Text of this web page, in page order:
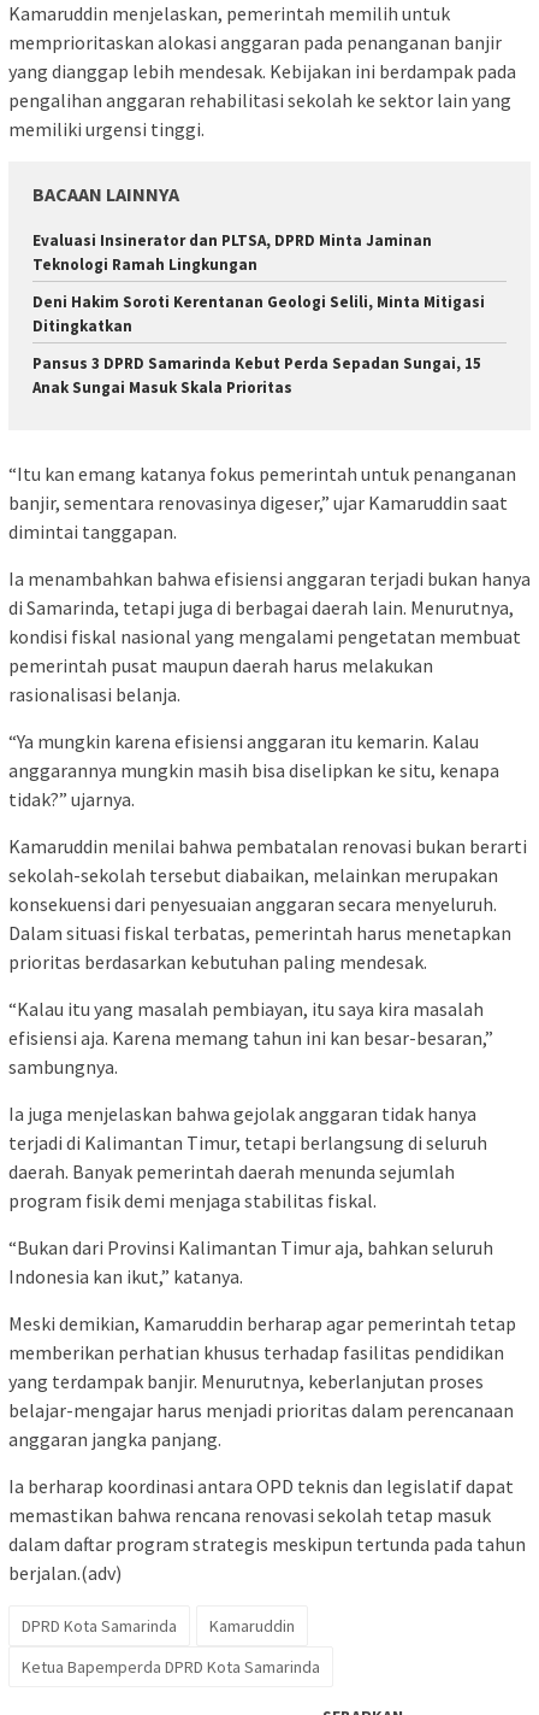
Kamaruddin menjelaskan, pemerintah memilih untuk
memprioritaskan alokasi anggaran pada penanganan banjir
yang dianggap lebih mendesak. Kebijakan ini berdampak pada
pengalihan anggaran rehabilitasi sekolah ke sektor lain yang
memiliki urgensi tinggi.
BACAAN LAINNYA
Evaluasi Insinerator dan PLTSA, DPRD Minta Jaminan
Teknologi Ramah Lingkungan
Deni Hakim Soroti Kerentanan Geologi Selili, Minta Mitigasi
Ditingkatkan
Pansus 3 DPRD Samarinda Kebut Perda Sepadan Sungai, 15
Anak Sungai Masuk Skala Prioritas
“Itu kan emang katanya fokus pemerintah untuk penanganan
banjir, sementara renovasinya digeser,” ujar Kamaruddin saat
dimintai tanggapan.
Ia menambahkan bahwa efisiensi anggaran terjadi bukan hanya
di Samarinda, tetapi juga di berbagai daerah lain. Menurutnya,
kondisi fiskal nasional yang mengalami pengetatan membuat
pemerintah pusat maupun daerah harus melakukan
rasionalisasi belanja.
“Ya mungkin karena efisiensi anggaran itu kemarin. Kalau
anggarannya mungkin masih bisa diselipkan ke situ, kenapa
tidak?” ujarnya.
Kamaruddin menilai bahwa pembatalan renovasi bukan berarti
sekolah-sekolah tersebut diabaikan, melainkan merupakan
konsekuensi dari penyesuaian anggaran secara menyeluruh.
Dalam situasi fiskal terbatas, pemerintah harus menetapkan
prioritas berdasarkan kebutuhan paling mendesak.
“Kalau itu yang masalah pembiayan, itu saya kira masalah
efisiensi aja. Karena memang tahun ini kan besar-besaran,”
sambungnya.
Ia juga menjelaskan bahwa gejolak anggaran tidak hanya
terjadi di Kalimantan Timur, tetapi berlangsung di seluruh
daerah. Banyak pemerintah daerah menunda sejumlah
program fisik demi menjaga stabilitas fiskal.
“Bukan dari Provinsi Kalimantan Timur aja, bahkan seluruh
Indonesia kan ikut,” katanya.
Meski demikian, Kamaruddin berharap agar pemerintah tetap
memberikan perhatian khusus terhadap fasilitas pendidikan
yang terdampak banjir. Menurutnya, keberlanjutan proses
belajar-mengajar harus menjadi prioritas dalam perencanaan
anggaran jangka panjang.
Ia berharap koordinasi antara OPD teknis dan legislatif dapat
memastikan bahwa rencana renovasi sekolah tetap masuk
dalam daftar program strategis meskipun tertunda pada tahun
berjalan.(adv)
DPRD Kota Samarinda
Kamaruddin
Ketua Bapemperda DPRD Kota Samarinda